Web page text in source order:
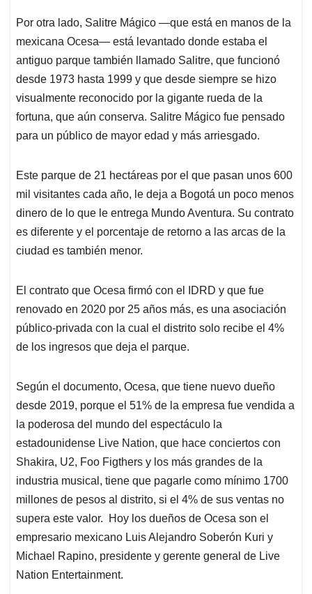
Por otra lado, Salitre Mágico —que está en manos de la
mexicana Ocesa— está levantado donde estaba el
antiguo parque también llamado Salitre, que funcionó
desde 1973 hasta 1999 y que desde siempre se hizo
visualmente reconocido por la gigante rueda de la
fortuna, que aún conserva. Salitre Mágico fue pensado
para un público de mayor edad y más arriesgado.
Este parque de 21 hectáreas por el que pasan unos 600
mil visitantes cada año, le deja a Bogotá un poco menos
dinero de lo que le entrega Mundo Aventura. Su contrato
es diferente y el porcentaje de retorno a las arcas de la
ciudad es también menor.
El contrato que Ocesa firmó con el IDRD y que fue
renovado en 2020 por 25 años más, es una asociación
público-privada con la cual el distrito solo recibe el 4%
de los ingresos que deja el parque.
Según el documento, Ocesa, que tiene nuevo dueño
desde 2019, porque el 51% de la empresa fue vendida a
la poderosa del mundo del espectáculo la
estadounidense Live Nation, que hace conciertos con
Shakira, U2, Foo Figthers y los más grandes de la
industria musical, tiene que pagarle como mínimo 1700
millones de pesos al distrito, si el 4% de sus ventas no
supera este valor. Hoy los dueños de Ocesa son el
empresario mexicano Luis Alejandro Soberón Kuri y
Michael Rapino, presidente y gerente general de Live
Nation Entertainment.